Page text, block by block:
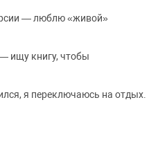
— люблю «живой»
ищу книгу, чтобы
я переключаюсь на отдых.